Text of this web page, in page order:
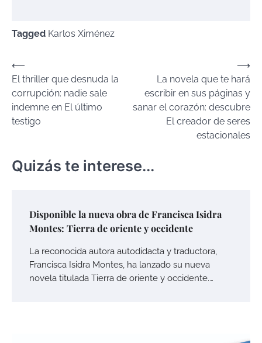
Tagged Karlos Ximénez
Navegación
de
entradas
⟵
El thriller que desnuda la
corrupción: nadie sale
indemne en El último
testigo
La novela que te hará
escribir en sus páginas y
sanar el corazón: descubre
El creador de seres
estacionales
⟶
Quizás te interese...
Disponible la nueva obra de Francisca Isidra
Montes: Tierra de oriente y occidente
La reconocida autora autodidacta y traductora,
Francisca Isidra Montes, ha lanzado su nueva
novela titulada Tierra de oriente y occidente.…